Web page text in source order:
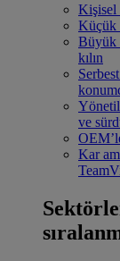
Kişisel
Küçük
Büyük
kılın
ve
Kar